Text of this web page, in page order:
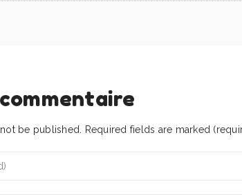
be published. Required fields are marked